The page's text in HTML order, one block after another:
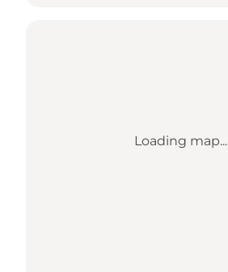
Loading map...